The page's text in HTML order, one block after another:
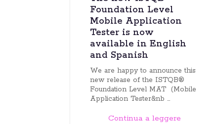
Foundation Level
Mobile Application
Tester is now
available in English
and Spanish
We are happy to announce this
new release of the ISTQB®
Foundation Level MAT (Mobile
Application Tester&nb ...
Continua a leggere